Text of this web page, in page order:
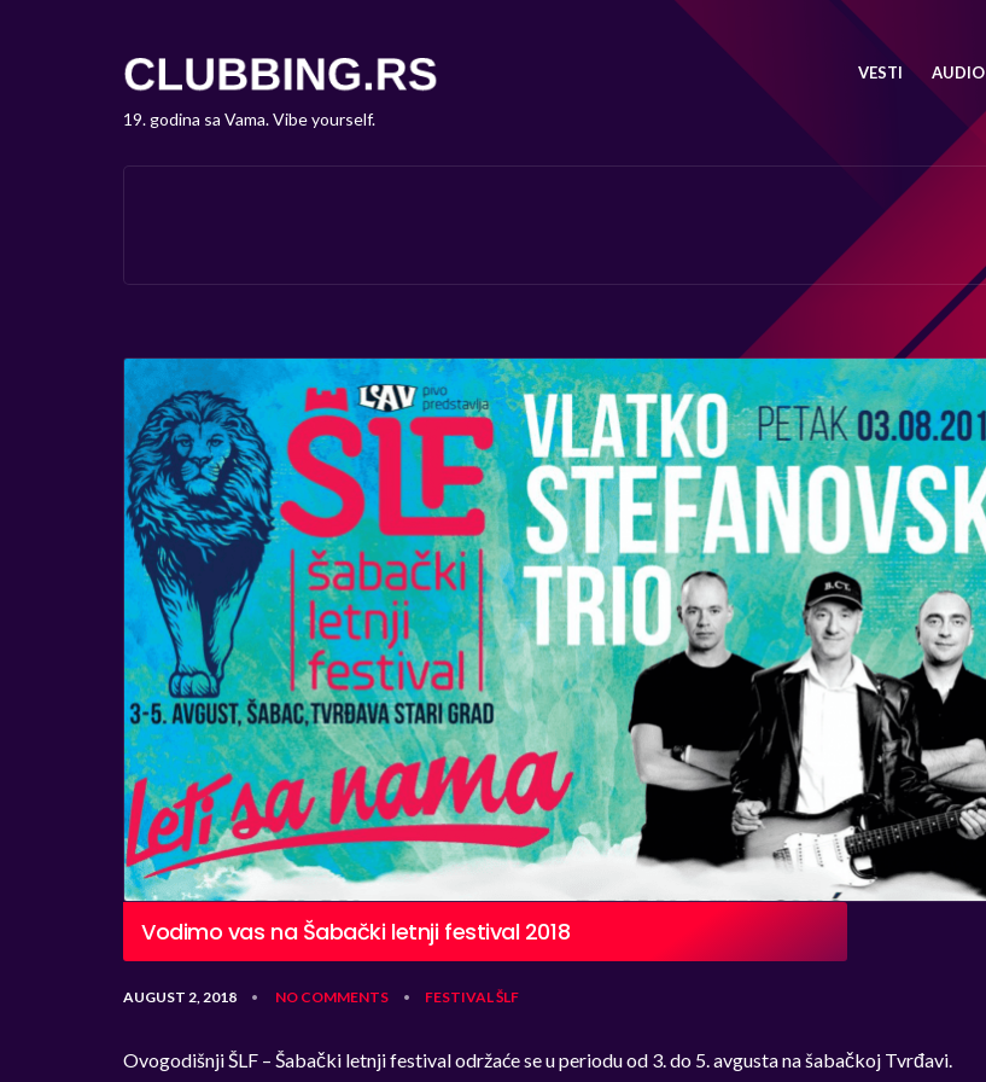
19. godina sa Vama. Vibe yourself.
VESTI AUDIO
Vodimo vas na Šabački letnji festival 2018
AUGUST 2, 2018 • NO COMMENTS • FESTIVALŠLF
Ovogodišnji ŠLF – Šabački letnji festival održaće se u periodu od 3. do 5. avgusta na šabačkoj Tvrđavi.